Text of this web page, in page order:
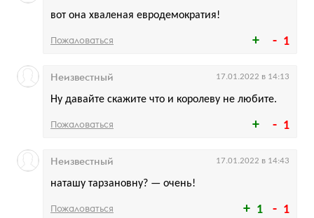
1
вот она хваленая евродемократия!
Пожаловаться
1
Ну давайте скажите что и королеву не любите.
Неизвестный 17.01.2022 в 14:13
Пожаловаться
1 1
наташу тарзановну? — очень!
Неизвестный 17.01.2022 в 14:43
Пожаловаться